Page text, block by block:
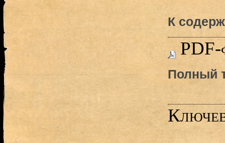
К
PDF-
Полный